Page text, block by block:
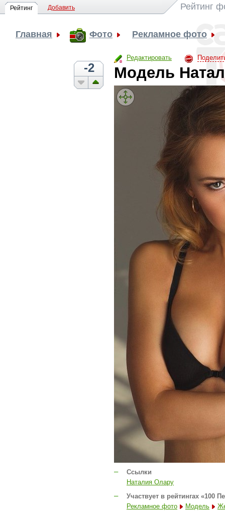
Рейтинг Добавить Рейтинг
Главная Фото Рекламное фото
Редактировать
-2 Модель
–
Ссылки
Наталия Олару
–
Участвует в рейтингах «100
Рекламное фото
Модель